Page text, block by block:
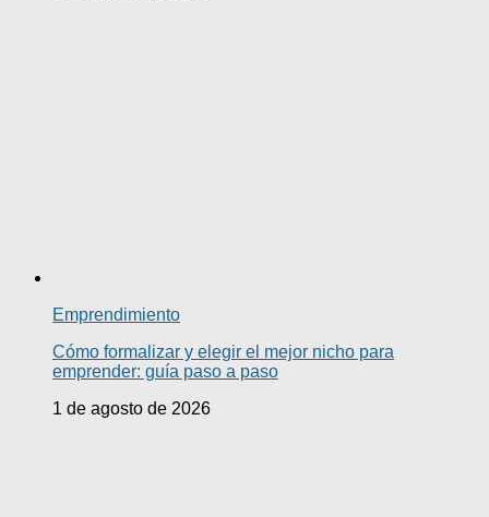
Emprendimiento
Cómo formalizar y elegir el mejor nicho para
emprender: guía paso a paso
1 de agosto de 2026